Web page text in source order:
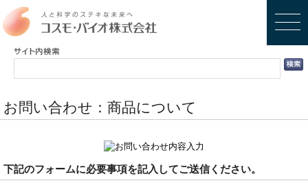
お問い合わせ：商品について
下記のフォームに必要事項を記入してご送信ください。